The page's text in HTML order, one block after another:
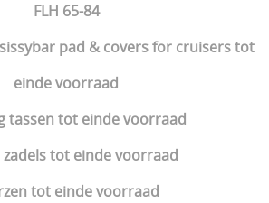
FLH 65-84
pad & covers for cruisers tot
einde voorraad
tassen tot einde voorraad
zadels tot einde voorraad
tot einde voorraad